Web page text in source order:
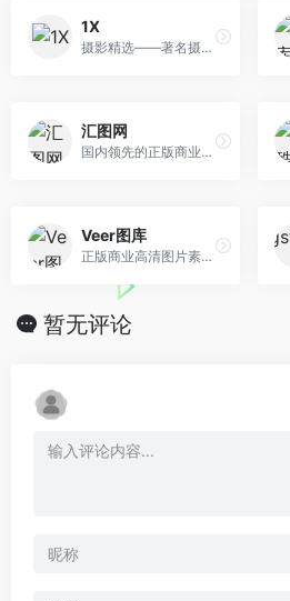
1X
摄影精选——著名摄影网站
汇图网
国内领先的正版商业图库,原创...
Veer图库
正版商业高清图片素材网站
暂无评论